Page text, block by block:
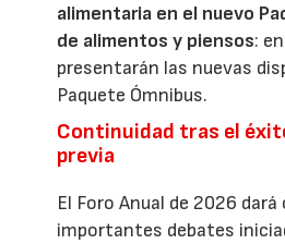
alimentaria en el nuevo
de alimentos y piensos:
presentarán las nuevas
Paquete Ómnibus.
Continuidad tras el
previa
El Foro Anual de 2026
importantes debates